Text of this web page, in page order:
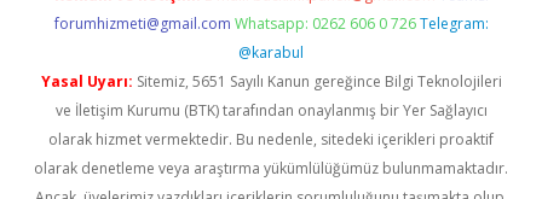
forumhizmeti@gmail.com Whatsapp: 0262 606 0 726 Telegram:
@karabul
Yasal Uyarı: Sitemiz, 5651 Sayılı Kanun gereğince Bilgi Teknolojileri
ve İletişim Kurumu (BTK) tarafından onaylanmış bir Yer Sağlayıcı
olarak hizmet vermektedir. Bu nedenle, sitedeki içerikleri proaktif
olarak denetleme veya araştırma yükümlülüğümüz bulunmamaktadır.